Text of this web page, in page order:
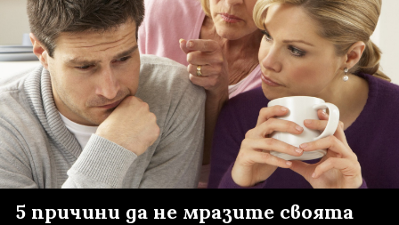
5 причини да не мразите своята